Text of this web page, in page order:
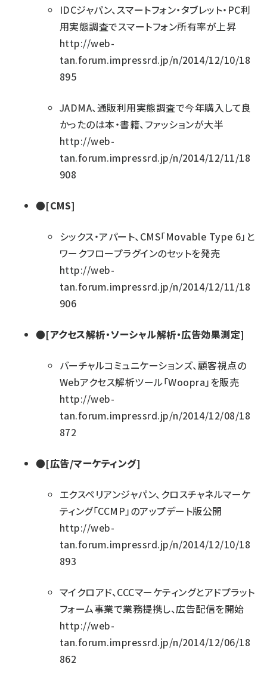
IDCジャパン、スマートフォン・タブレット・PC利
用実態調査でスマートフォン所有率が上昇
http://web-
tan.forum.impressrd.jp/n/2014/12/10/18
895
JADMA、通販利用実態調査で今年購入して良
かったのは本・書籍、ファッションが大半
http://web-
tan.forum.impressrd.jp/n/2014/12/11/18
908
●[CMS]
シックス・アパート、CMS「Movable Type 6」と
ワークフロープラグインのセットを発売
http://web-
tan.forum.impressrd.jp/n/2014/12/11/18
906
●[アクセス解析・ソーシャル解析・広告効果測定]
バーチャルコミュニケーションズ、顧客視点の
Webアクセス解析ツール「Woopra」を販売
http://web-
tan.forum.impressrd.jp/n/2014/12/08/18
872
●[広告/マーケティング]
エクスペリアンジャパン、クロスチャネルマーケ
ティング「CCMP」のアップデート版公開
http://web-
tan.forum.impressrd.jp/n/2014/12/10/18
893
マイクロアド、CCCマーケティングとアドプラット
フォーム事業で業務提携し、広告配信を開始
http://web-
tan.forum.impressrd.jp/n/2014/12/06/18
862